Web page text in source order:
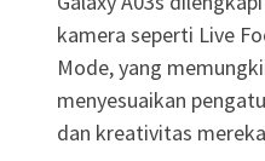
kamera seperti Live
Mode, yang
menyesuaikan
dan kreativitas